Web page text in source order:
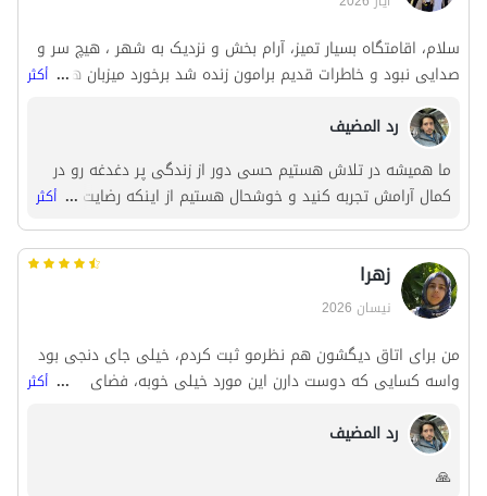
سلام، اقامتگاه بسیار تمیز، آرام بخش و نزدیک به شهر ، هیچ سر و
صدایی نبود و خاطرات قدیم برامون زنده شد برخورد میزبان هم
بسیار عالی و محترمانه بود
... أكثر
رد المضيف
ما همیشه در تلاش هستیم حسی دور از زندگی پر دغدغه رو در
کمال آرامش تجربه کنید و خوشحال هستیم از اینکه رضایت بخش
شما عزیزان هست😊🙏
... أكثر
زهرا
نيسان 2026
من برای اتاق دیگشون هم نظرمو ثبت کردم، خیلی جای دنجی بود
واسه کسایی که دوست دارن این مورد خیلی خوبه، فضای
حیاطشون خوب بود، برخوردشون خیلی خوب بود فقط یه کوچولو
نظافت و شرایط سرویس بهداشتیا هم بهتر بشه عالی میشه 🙏
... أكثر
رد المضيف
🙏